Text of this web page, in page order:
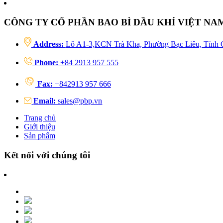
CÔNG TY CỔ PHẦN BAO BÌ DẦU KHÍ VIỆT
Address: Lô A1-3,KCN Trà Kha, Phường Bạc Liêu, Tỉnh
Phone: +84 2913 957 555
Fax: +842913 957 666
Email: sales@pbp.vn
Trang chủ
Giới thiệu
Sản phẩm
Kết nối với chúng tôi